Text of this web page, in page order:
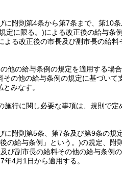
に附則第4条から第7条まで、第10
定に限る。)による改正後の給与条
る改正後の市長及び副市長の給
他の給与条例の規定を適用する場
の他の給与条例の規定に基づい
みなす。
行に関し必要な事項は、規則で定
に附則第5条、第7条及び第9条の規
の給与条例」という。)の規定、附
び副市長の給料その他の給与条例
4月1日から適用する。